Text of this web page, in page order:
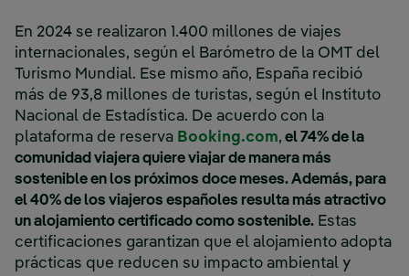
En 2024 se realizaron 1.400 millones de viajes
internacionales, según el Barómetro de la OMT del
Turismo Mundial. Ese mismo año, España recibió
más de 93,8 millones de turistas, según el Instituto
Nacional de Estadística. De acuerdo con la
plataforma de reserva Booking.com, el 74% de la
comunidad viajera quiere viajar de manera más
sostenible en los próximos doce meses. Además, para
el 40% de los viajeros españoles resulta más atractivo
un alojamiento certificado como sostenible. Estas
certificaciones garantizan que el alojamiento adopta
prácticas que reducen su impacto ambiental y